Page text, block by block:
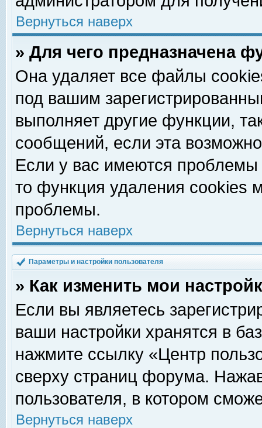
Вернуться наверх
» Для чего предназначена
Она удаляет все файлы
под вашим
выполняет другие функции,
сообщений, если эта
Если у вас имеются
то функция удаления cookies
проблемы.
Вернуться наверх
Параметры и настройки пользователя
» Как изменить мои
Если вы являетесь
ваши настройки хранятся в
нажмите ссылку «Центр
сверху страниц форума.
пользователя, в котором
Вернуться наверх